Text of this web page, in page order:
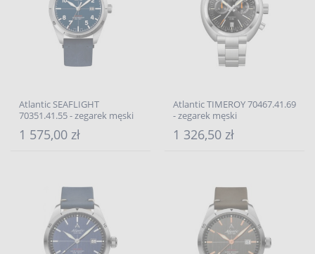
Atlantic SEAFLIGHT
70351.41.55 - zegarek męski
1 575,00 zł
Atlantic TIMEROY 70467.41.69
- zegarek męski
1 326,50 zł